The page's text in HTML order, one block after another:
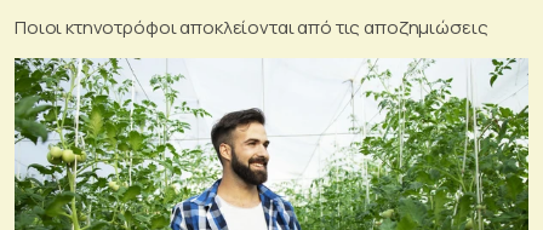
Ποιοι κτηνοτρόφοι αποκλείονται από τις αποζημιώσεις